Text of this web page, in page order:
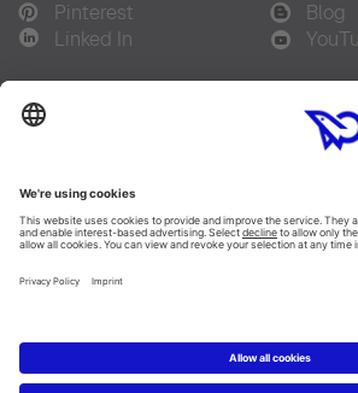
Pinterest
Blog
Linked In
Sprachauswahl:
Français
Italiano
Hinweisgebersystem
Lieferkettensorgfaltspflicht|